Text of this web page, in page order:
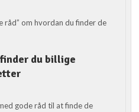
råd” om hvordan du finder de
du billige
gode råd til at finde de